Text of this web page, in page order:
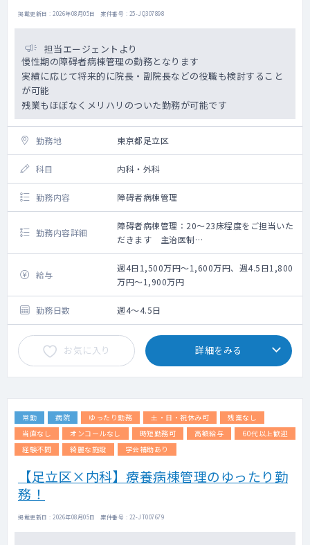
掲載更新日 : 2026年08月05日 案件番号 : 25-JQ307898
担当エージェントより
慢性期の障碍者病棟管理の勤務となります
実績に応じて将来的に院長・副院長などの役職も検討すること
が可能
残業もほぼなくメリハリのついた勤務が可能です
勤務地 東京都足立区
科目 内科・外科
勤務内容 障碍者病棟管理
勤務内容詳細
障碍者病棟管理：20～23床程度をご担当いた
だきます 主治医制
早番・遅番：
どちらかを週1回対応いただく形となります
早番・遅番の時間分を当日または同じ週の出
勤日に早上がりするか
早遅番の分の手当を支給 1回15,000円
早番：7:00～8:30
遅番：17:30～19:00
常勤医師：9名体制（障碍者病棟担当4名、療
養病棟担当4名 ※院長は外来を対応）
給与
週4日1,500万円～1,600万円、週4.5日1,800
万円～1,900万円
勤務日数 週4～4.5日
お気に入り 詳細をみる
常勤 病院 ゆったり勤務 土・日・祝休み可
残業なし
当直なし
オンコールなし 時短勤務可 高額給与
60代以上歓迎
経験不問
綺麗な施設 学会補助あり
【足立区×内科】療養病棟管理のゆったり勤
務！
掲載更新日 : 2026年08月05日 案件番号 : 22-JT007679